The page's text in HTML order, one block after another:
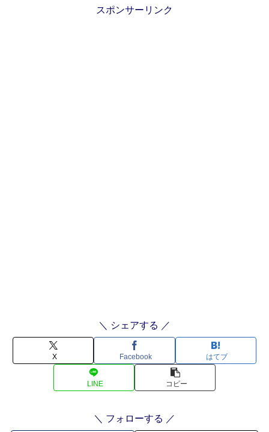
スポンサーリンク
＼ シェアする ／
X Facebook はてブ
LINE コピー
＼ フォローする ／